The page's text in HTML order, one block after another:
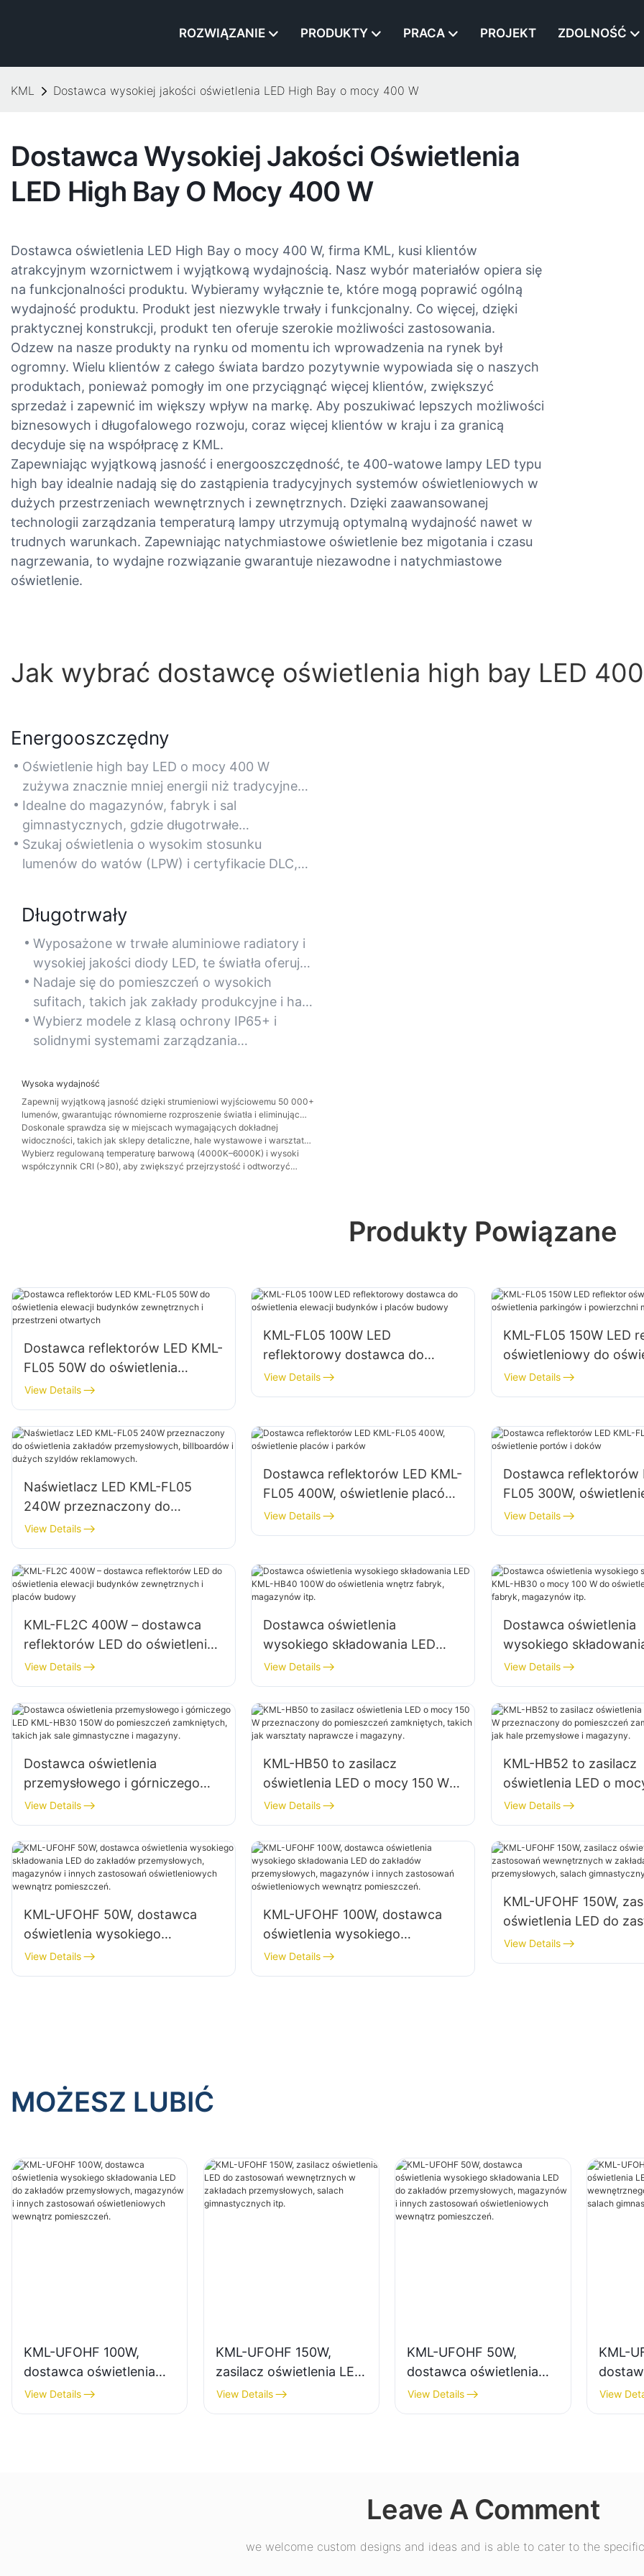
ROZWIĄZANIE PRODUKTY PRACA PROJEKT ZDOLNOŚĆ
KML Dostawca wysokiej jakości oświetlenia LED High Bay o mocy 400 W
Dostawca Wysokiej Jakości Oświetlenia
LED High Bay O Mocy 400 W
Dostawca oświetlenia LED High Bay o mocy 400 W, firma KML, kusi klientów
atrakcyjnym wzornictwem i wyjątkową wydajnością. Nasz wybór materiałów opiera się
na funkcjonalności produktu. Wybieramy wyłącznie te, które mogą poprawić ogólną
wydajność produktu. Produkt jest niezwykle trwały i funkcjonalny. Co więcej, dzięki
praktycznej konstrukcji, produkt ten oferuje szerokie możliwości zastosowania.
Odzew na nasze produkty na rynku od momentu ich wprowadzenia na rynek był
ogromny. Wielu klientów z całego świata bardzo pozytywnie wypowiada się o naszych
produktach, ponieważ pomogły im one przyciągnąć więcej klientów, zwiększyć
sprzedaż i zapewnić im większy wpływ na markę. Aby poszukiwać lepszych możliwości
biznesowych i długofalowego rozwoju, coraz więcej klientów w kraju i za granicą
decyduje się na współpracę z KML.
Zapewniając wyjątkową jasność i energooszczędność, te 400-watowe lampy LED typu
high bay idealnie nadają się do zastąpienia tradycyjnych systemów oświetleniowych w
dużych przestrzeniach wewnętrznych i zewnętrznych. Dzięki zaawansowanej
technologii zarządzania temperaturą lampy utrzymują optymalną wydajność nawet w
trudnych warunkach. Zapewniając natychmiastowe oświetlenie bez migotania i czasu
nagrzewania, to wydajne rozwiązanie gwarantuje niezawodne i natychmiastowe
oświetlenie.
Jak wybrać dostawcę oświetlenia high bay LED
Energooszczędny
Oświetlenie high bay LED o mocy 400 W
zużywa znacznie mniej energii niż tradycyjne
lampy HID lub świetlówki, co pozwala obniżyć
rachunki za prąd nawet o 60%, zapewniając
jednocześnie optymalną jasność w dużych
przestrzeniach.
Idealne do magazynów, fabryk i sal
gimnastycznych, gdzie długotrwałe
użytkowanie wymaga efektywnego zużycia
energii bez obniżania jakości oświetlenia.
Szukaj oświetlenia o wysokim stosunku
lumenów do watów (LPW) i certyfikacie DLC,
Długotrwały
Wyposażone w trwałe aluminiowe radiatory i
wysokiej jakości diody LED, te światła oferują
żywotność ponad 50 000 godzin,
minimalizując częste wymiany i koszty
konserwacji.
Nadaje się do pomieszczeń o wysokich
sufitach, takich jak zakłady produkcyjne i hale
sportowe, gdzie dostęp w celu
przeprowadzenia napraw jest utrudniony.
Wybierz modele z klasą ochrony IP65+ i
solidnymi systemami zarządzania
eksploatację w miejscach o dużym zapyleniu,
wilgotności lub narażonych na wibracje.
Wysoka wydajność
Zapewnij wyjątkową jasność dzięki strumieniowi wyjściowemu 50 000+
lumenów, gwarantując równomierne rozproszenie światła i eliminując
ciemne punkty w rozległych przestrzeniach komercyjnych lub
przemysłowych.
Doskonale sprawdza się w miejscach wymagających dokładnej
widoczności, takich jak sklepy detaliczne, hale wystawowe i warsztaty
samochodowe.
Wybierz regulowaną temperaturę barwową (4000K–6000K) i wysoki
współczynnik CRI (>80), aby zwiększyć przejrzystość i odtworzyć
Produkty Powiązane
Dostawca reflektorów LED KML-
FL05 50W do oświetlenia
elewacji budynków
zewnętrznych i przestrzeni
otwartych
View Details
KML-FL05 100W LED
reflektorowy dostawca do
oświetlenia elewacji budynków i
placów budowy
View Details
KML-FL05 150W LED
oświetleniowy do
parkingów i
magazynowych
View Details
Naświetlacz LED KML-FL05
240W przeznaczony do
oświetlenia zakładów
przemysłowych, billboardów i
dużych szyldów reklamowych.
View Details
Dostawca reflektorów LED KML-
FL05 400W, oświetlenie placów i
parków
View Details
Dostawca reflektorów
FL05 300W,
i doków
View Details
KML-FL2C 400W – dostawca
reflektorów LED do oświetlenia
elewacji budynków
zewnętrznych i placów budowy
View Details
Dostawca oświetlenia
wysokiego składowania LED
KML-HB40 100W do oświetlenia
wnętrz fabryk, magazynów itp.
View Details
Dostawca oświetlenia
wysokiego
KML-HB30 o mocy
oświetlenia wnętrz
magazynów itp.
View Details
Dostawca oświetlenia
przemysłowego i górniczego
LED KML-HB30 150W do
pomieszczeń zamkniętych,
takich jak sale gimnastyczne i
magazyny.
View Details
KML-HB50 to zasilacz
oświetlenia LED o mocy 150 W
przeznaczony do pomieszczeń
zamkniętych, takich jak
warsztaty naprawcze i
magazyny.
View Details
KML-HB52 to zasilacz
oświetlenia LED o
przeznaczony do
zamkniętych, takich
przemysłowe i
View Details
KML-UFOHF 50W, dostawca
oświetlenia wysokiego
składowania LED do zakładów
przemysłowych, magazynów i
View Details
KML-UFOHF 100W, dostawca
oświetlenia wysokiego
składowania LED do zakładów
przemysłowych, magazynów i
View Details
KML-UFOHF 150W,
oświetlenia LED do
wewnętrznych w
przemysłowych,
View Details
MOŻESZ LUBIĆ
KML-UFOHF 100W,
dostawca oświetlenia
wysokiego składowania
LED do zakładów
View Details
KML-UFOHF 150W,
zasilacz oświetlenia LED
do zastosowań
wewnętrznych w
View Details
KML-UFOHF 50W,
dostawca oświetlenia
wysokiego składowania
LED do zakładów
wewnątrz pomieszczeń.
View Details
KML-
LED
View
Leave A Comment
we welcome custom designs and ideas and is able to cater to the